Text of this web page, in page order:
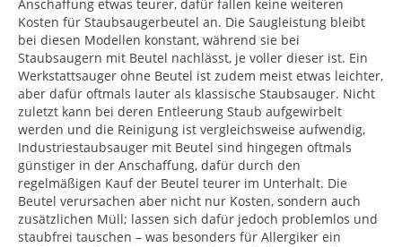
Anschaffung etwas teurer, dafür fallen keine weiteren
Kosten für Staubsaugerbeutel an. Die Saugleistung bleibt
bei diesen Modellen konstant, während sie bei
Staubsaugern mit Beutel nachlässt, je voller dieser ist. Ein
Werkstattsauger ohne Beutel ist zudem meist etwas leichter,
aber dafür oftmals lauter als klassische Staubsauger. Nicht
zuletzt kann bei deren Entleerung Staub aufgewirbelt
werden und die Reinigung ist vergleichsweise aufwendig,
Industriestaubsauger mit Beutel sind hingegen oftmals
günstiger in der Anschaffung, dafür durch den
regelmäßigen Kauf der Beutel teurer im Unterhalt. Die
Beutel verursachen aber nicht nur Kosten, sondern auch
zusätzlichen Müll; lassen sich dafür jedoch problemlos und
staubfrei tauschen – was besonders für Allergiker ein